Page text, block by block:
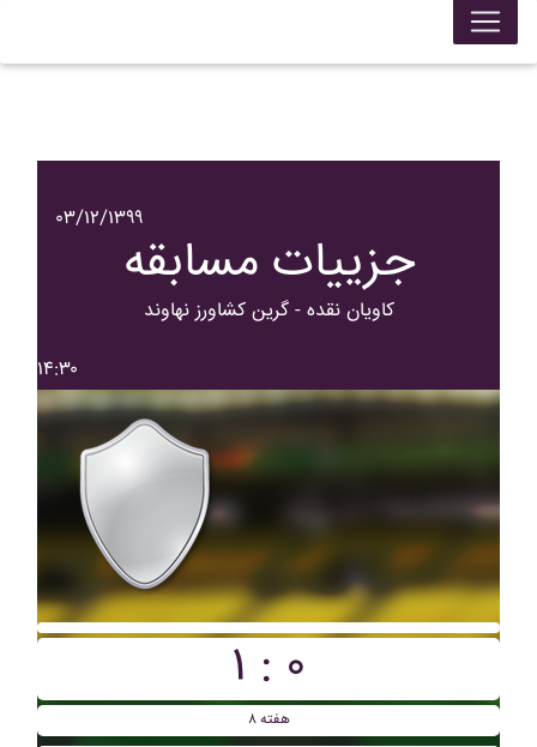
۰۳/۱۲/۱۳۹۹
جزییات مسابقه
کاويان نقده - گرين کشاورز نهاوند
۱۴:۳۰
۱ : ۰
هفته ۸